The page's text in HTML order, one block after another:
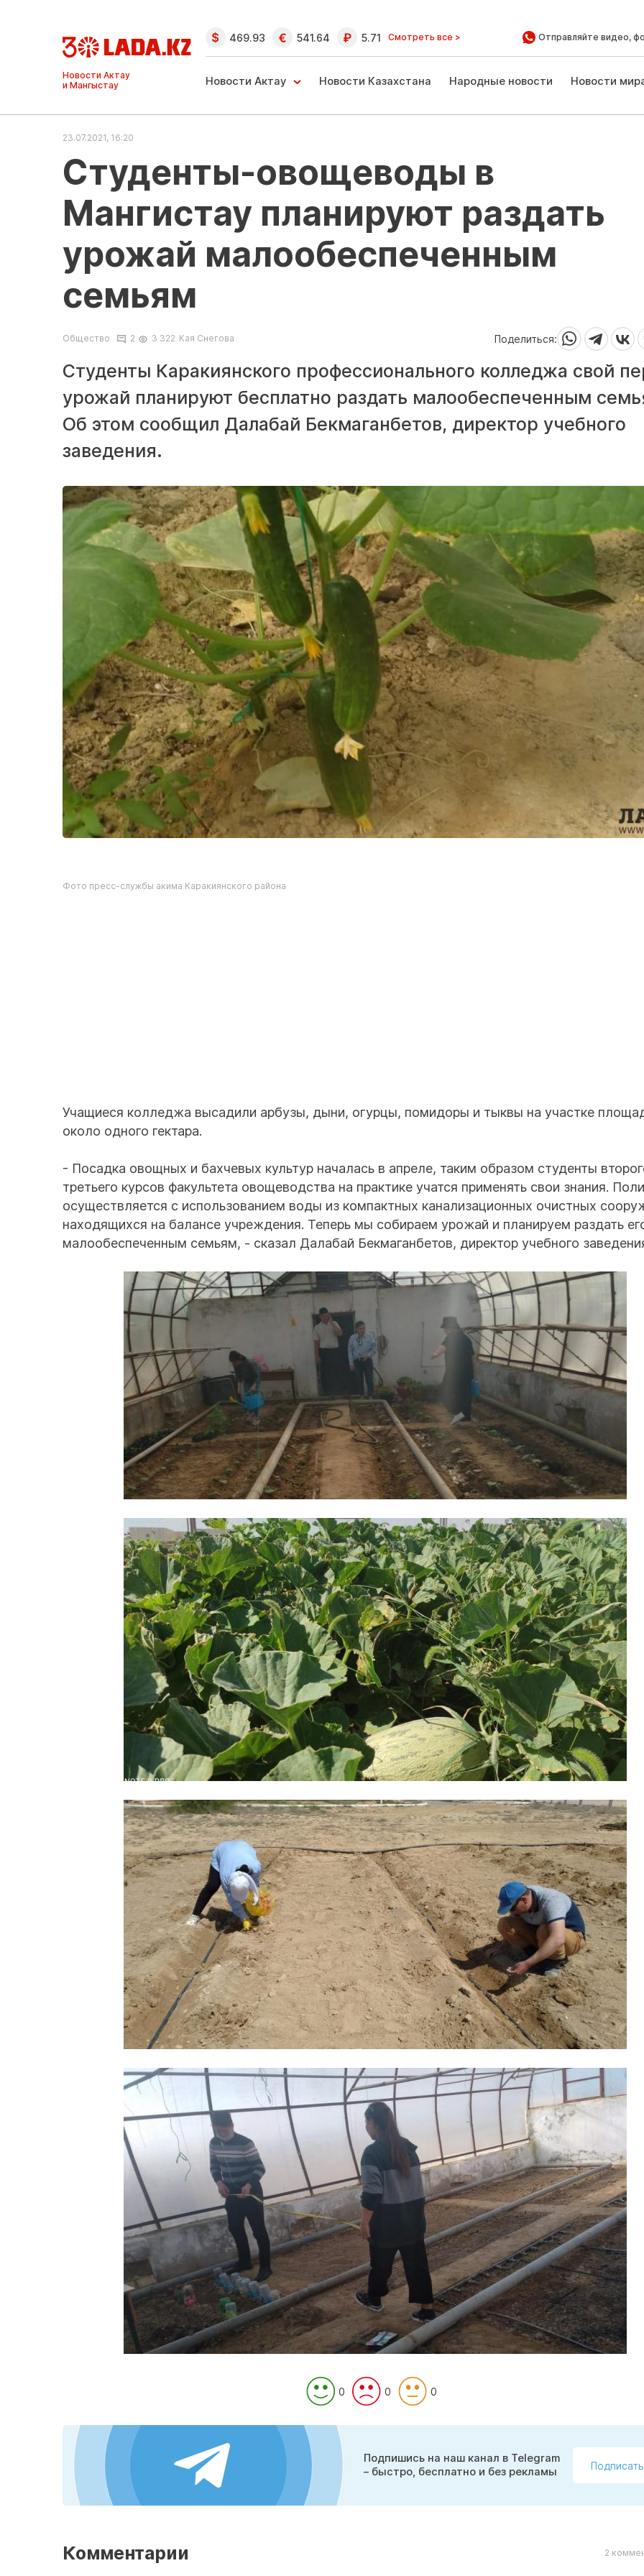
Ақтау және
Манғыстау
жаңалықтары
469.93 541.64 5.71 Смотреть все > Отправляйте видео,
Новости Актау Новости Казахстана Народные новости Новости
23.07.2021, 16:20
Студенты-овощеводы в
Мангистау планируют раздать
урожай малообеспеченным
семьям
Общество 2 3 322 Кая Снегова Поделиться:
Студенты Каракиянского профессионального колледжа свой
урожай планируют бесплатно раздать малообеспеченным
Об этом сообщил Далабай Бекмаганбетов, директор учебного
заведения.
Фото пресс-службы акима Каракиянского района
Учащиеся колледжа высадили арбузы, дыни, огурцы, помидоры и тыквы на участке
около одного гектара.
- Посадка овощных и бахчевых культур началась в апреле, таким образом студенты
третьего курсов факультета овощеводства на практике учатся применять свои знания.
осуществляется с использованием воды из компактных канализационных очистных
находящихся на балансе учреждения. Теперь мы собираем урожай и планируем раздать
малообеспеченным семьям, - сказал Далабай Бекмаганбетов, директор учебного
0 0 0
Подпишись на наш канал в Telegram
– быстро, бесплатно и без рекламы
Комментарии 2